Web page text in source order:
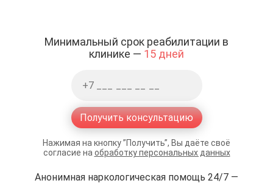
Минимальный срок реабилитации в
клинике — 15 дней
Получить консультацию
Нажимая на кнопку ”Получить”, Вы даёте своё
согласие на обработку персональных данных
Анонимная наркологическая помощь 24/7 —